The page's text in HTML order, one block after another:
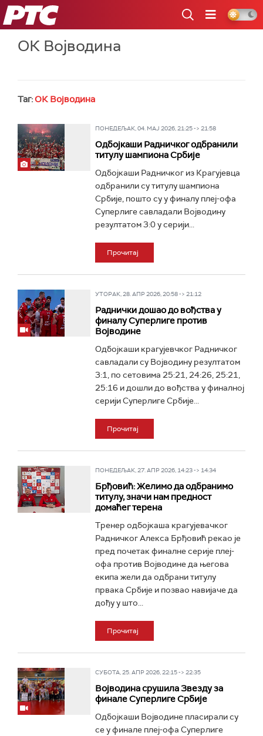
РТС
ОК Војводина
Таг:ОК Војводина
ПОНЕДЕЉАК, 04. МАЈ 2026, 21:25 -> 21:58
Одбојкаши Радничког одбранили
титулу шампиона Србије
Одбојкаши Радничког из Крагујевца
одбранили су титулу шампиона
Србије, пошто су у финалу плеј-офа
Суперлиге савладали Војводину
резултатом 3:0 у серији...
Прочитај
УТОРАК, 28. АПР 2026, 20:58 -> 21:12
Раднички дошао до вођства у
финалу Суперлиге против
Војводине
Одбојкаши крагујевчког Радничког
савладали су Војводину резултатом
3:1, по сетовима 25:21, 24:26, 25:21,
25:16 и дошли до вођства у финалној
серији Суперлиге Србије...
Прочитај
ПОНЕДЕЉАК, 27. АПР 2026, 14:23 -> 14:34
Брђовић: Желимо да одбранимо
титулу, значи нам предност
домаћег терена
Тренер одбојкаша крагујевачког
Радничког Алекса Брђовић рекао је
пред почетак финалне серије плеј-
офа против Војводине да његова
екипа жели да одбрани титулу
првака Србије и позвао навијаче да
дођу у што...
Прочитај
СУБОТА, 25. АПР 2026, 22:15 -> 22:35
Војводина срушила Звезду за
финале Суперлиге Србије
Одбојкаши Војводине пласирали су
се у финале плеј-офа Суперлиге